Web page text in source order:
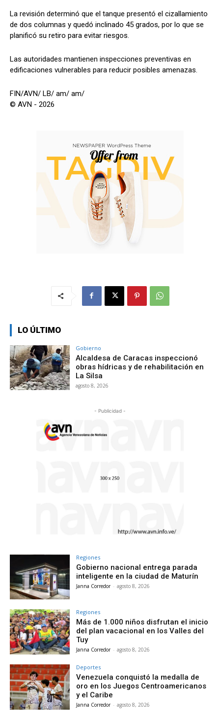
La revisión determinó que el tanque presentó el cizallamiento
de dos columnas y quedó inclinado 45 grados, por lo que se
planificó su retiro para evitar riesgos.
Las autoridades mantienen inspecciones preventivas en
edificaciones vulnerables para reducir posibles amenazas.
FIN/AVN/ LB/ am/ am/
© AVN - 2026
LO ÚLTIMO
Gobierno
Alcaldesa de Caracas inspeccionó
obras hídricas y de rehabilitación en
La Silsa
agosto 8, 2026
- Publicidad -
Regiones
Gobierno nacional entrega parada
inteligente en la ciudad de Maturín
Janna Corredor - agosto 8, 2026
Regiones
Más de 1.000 niños disfrutan el inicio
del plan vacacional en los Valles del
Tuy
Janna Corredor - agosto 8, 2026
Deportes
Venezuela conquistó la medalla de
oro en los Juegos Centroamericanos
y el Caribe
Janna Corredor - agosto 8, 2026